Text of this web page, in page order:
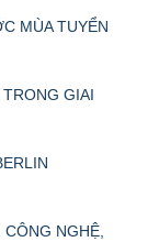
MÙA TUYỂN
GIAI
NGHỆ,